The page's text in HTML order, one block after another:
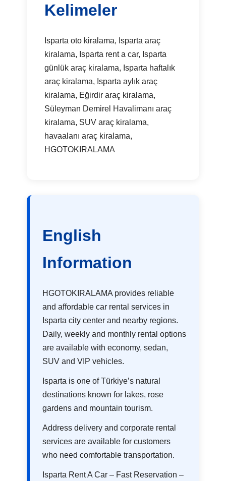
Kelimeler
Isparta oto kiralama, Isparta araç
kiralama, Isparta rent a car, Isparta
günlük araç kiralama, Isparta haftalık
araç kiralama, Isparta aylık araç
kiralama, Eğirdir araç kiralama,
Süleyman Demirel Havalimanı araç
kiralama, SUV araç kiralama,
havaalanı araç kiralama,
HGOTOKIRALAMA
English
Information
HGOTOKIRALAMA provides reliable
and affordable car rental services in
Isparta city center and nearby regions.
Daily, weekly and monthly rental options
are available with economy, sedan,
SUV and VIP vehicles.
Isparta is one of Türkiye’s natural
destinations known for lakes, rose
gardens and mountain tourism.
Address delivery and corporate rental
services are available for customers
who need comfortable transportation.
Isparta Rent A Car – Fast Reservation –